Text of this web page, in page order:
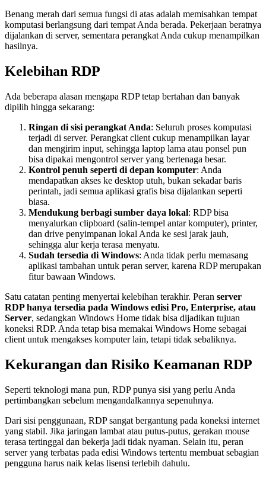
Benang merah dari semua fungsi di atas adalah memisahkan tempat
komputasi berlangsung dari tempat Anda berada. Pekerjaan beratnya
dijalankan di server, sementara perangkat Anda cukup menampilkan
hasilnya.
Kelebihan RDP
Ada beberapa alasan mengapa RDP tetap bertahan dan banyak
dipilih hingga sekarang:
Ringan di sisi perangkat Anda: Seluruh proses komputasi
terjadi di server. Perangkat client cukup menampilkan layar
dan mengirim input, sehingga laptop lama atau ponsel pun
bisa dipakai mengontrol server yang bertenaga besar.
Kontrol penuh seperti di depan komputer: Anda
mendapatkan akses ke desktop utuh, bukan sekadar baris
perintah, jadi semua aplikasi grafis bisa dijalankan seperti
biasa.
Mendukung berbagi sumber daya lokal: RDP bisa
menyalurkan clipboard (salin-tempel antar komputer), printer,
dan drive penyimpanan lokal Anda ke sesi jarak jauh,
sehingga alur kerja terasa menyatu.
Sudah tersedia di Windows: Anda tidak perlu memasang
aplikasi tambahan untuk peran server, karena RDP merupakan
fitur bawaan Windows.
Satu catatan penting menyertai kelebihan terakhir. Peran server
RDP hanya tersedia pada Windows edisi Pro, Enterprise, atau
Server, sedangkan Windows Home tidak bisa dijadikan tujuan
koneksi RDP. Anda tetap bisa memakai Windows Home sebagai
client untuk mengakses komputer lain, tetapi tidak sebaliknya.
Kekurangan dan Risiko Keamanan RDP
Seperti teknologi mana pun, RDP punya sisi yang perlu Anda
pertimbangkan sebelum mengandalkannya sepenuhnya.
Dari sisi penggunaan, RDP sangat bergantung pada koneksi internet
yang stabil. Jika jaringan lambat atau putus-putus, gerakan mouse
terasa tertinggal dan bekerja jadi tidak nyaman. Selain itu, peran
server yang terbatas pada edisi Windows tertentu membuat sebagian
pengguna harus naik kelas lisensi terlebih dahulu.